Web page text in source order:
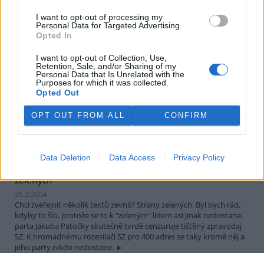
I want to opt-out of processing my
Personal Data for Targeted Advertising.
Opted In
I want to opt-out of Collection, Use,
Retention, Sale, and/or Sharing of my
Personal Data that Is Unrelated with the
Purposes for which it was collected.
Opted Out
OPT OUT FROM ALL CONFIRM
Data Deletion Data Access Privacy Policy
Štěpánka Balcarová a Anna Strejcová: Otevřený dopis
2.3.2004
Vážení radní, ve Vaší odpovědi na petici plzeňských gymnazistů
“Dražší jízdné = horší vzduch” jsme obdržely nespočet důvodů,
proč muselo být jízdné v plzeňské MHD zvýšeno. Hlavním
argumentem byl nedostatek financí v městském rozpočtu. Přitom
dotace dopravním podnikům tvoří v celkovém rozpočtu města
Plzně jen 13,5% zatímco například v Praze 26% a v Ostravě 14,5%.
zelených
26.2.2004
Chci zveřejnit několik textů zevnitř Strany zelených. Byl bych rád,
kdyby to šlo, protože se to k "zeleným" lidem asi jinak nedostane,
parta Jakuba Patočky skutečně tvrdě cenzuruje tištěný zpravodaj
SZ. K hromadnému rozesílači SZ pro 400 adres se taky kromě něj a
jeho party nikdo nedostane.